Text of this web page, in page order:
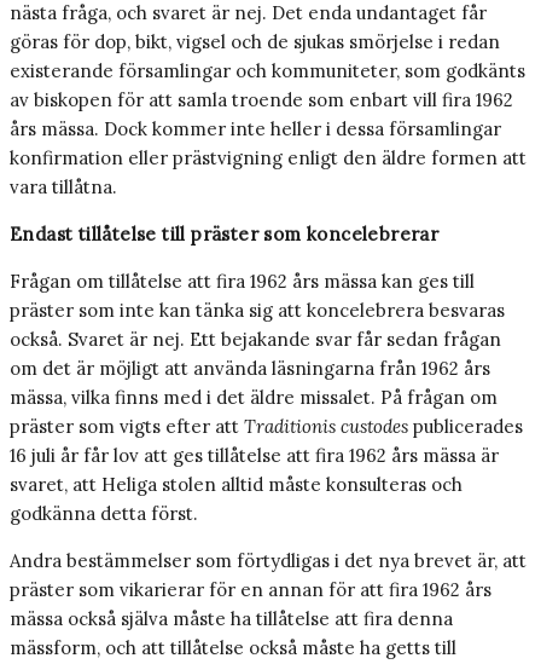
nästa fråga, och svaret är nej. Det enda undantaget får
göras för dop, bikt, vigsel och de sjukas smörjelse i redan
existerande församlingar och kommuniteter, som godkänts
av biskopen för att samla troende som enbart vill fira 1962
års mässa. Dock kommer inte heller i dessa församlingar
konfirmation eller prästvigning enligt den äldre formen att
vara tillåtna.
Endast tillåtelse till präster som koncelebrerar
Frågan om tillåtelse att fira 1962 års mässa kan ges till
präster som inte kan tänka sig att koncelebrera besvaras
också. Svaret är nej. Ett bejakande svar får sedan frågan
om det är möjligt att använda läsningarna från 1962 års
mässa, vilka finns med i det äldre missalet. På frågan om
präster som vigts efter att Traditionis custodes publicerades
16 juli år får lov att ges tillåtelse att fira 1962 års mässa är
svaret, att Heliga stolen alltid måste konsulteras och
godkänna detta först.
Andra bestämmelser som förtydligas i det nya brevet är, att
präster som vikarierar för en annan för att fira 1962 års
mässa också själva måste ha tillåtelse att fira denna
mässform, och att tillåtelse också måste ha getts till